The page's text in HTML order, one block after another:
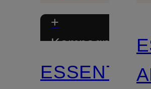
+
Kampagnerabat
ESSENTIEL